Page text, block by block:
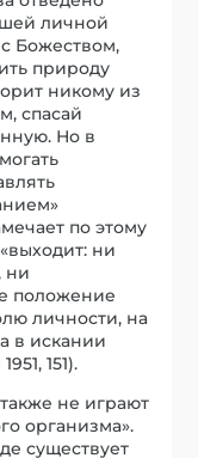
личной
Божеством,
природу
никому из
спасай
Но в
по этому
ни
ни
положение
личности, на
в искании
151).
не играют
организма».
существует